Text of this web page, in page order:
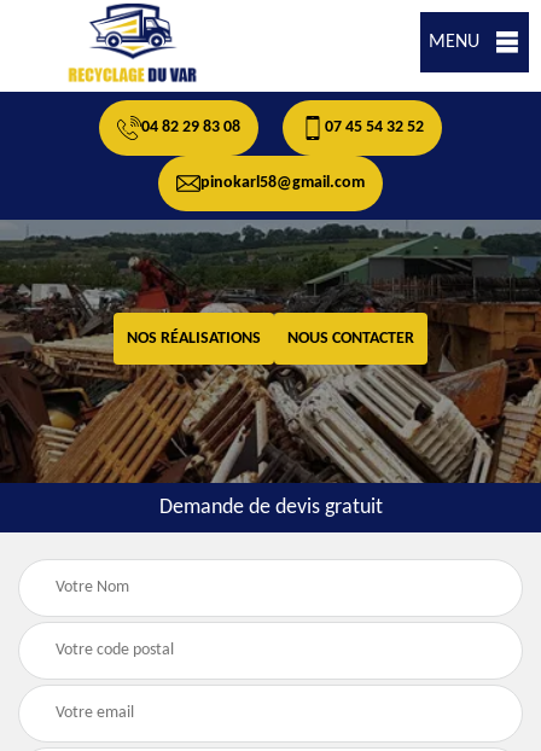
MENU
04 82 29 83 08 07 45 54 32 52
pinokarl58@gmail.com
NOS RÉALISATIONS NOUS CONTACTER
Demande de devis gratuit